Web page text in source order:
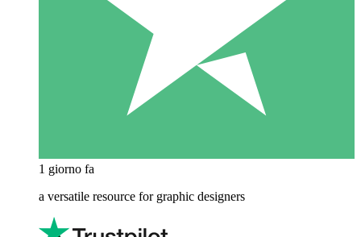
1 giorno fa
a versatile resource for graphic designers